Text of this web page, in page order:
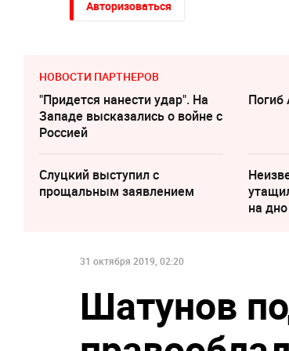
Авторизоваться
НОВОСТИ ПАРТНЕРОВ
"Придется нанести удар". На
Западе высказались о войне с
Россией
Погиб
Слуцкий выступил с
прощальным заявлением
на
31 октября 2019, 02:20
Шатунов